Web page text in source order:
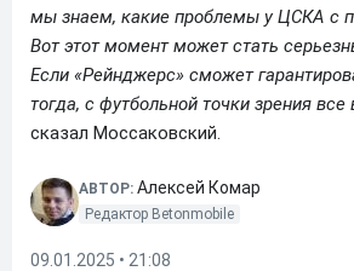
мы знаем, какие проблемы у ЦСКА с
Вот этот момент может стать
Если «Рейнджерс» сможет
тогда, с футбольной точки зрения
сказал Моссаковский.
АВТОР: Алексей Комар
Редактор Betonmobile
09.01.2025 • 21:08